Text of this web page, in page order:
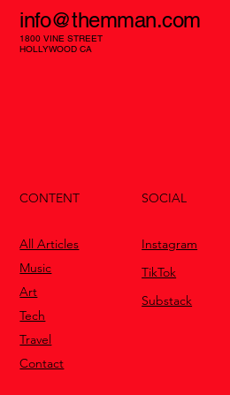
info@themman.com
1800 VINE STREET
HOLLYWOOD CA
CONTENT
All Articles
Music
Art
Tech
Travel
Contact
SOCIAL
Instagram
TikTok
Substack